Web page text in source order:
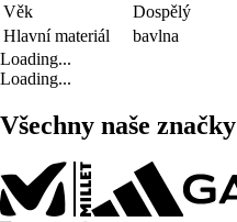
Věk
Dospělý
Hlavní materiál
bavlna
Loading...
Loading...
Všechny naše značky